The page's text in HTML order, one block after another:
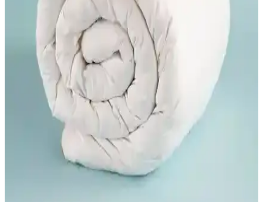
Othello'nun kaz tüyü yastığı, hijyenik ve uzun ömürlü yapısıyla
sağlıklı uyku sunar. Nem ve alerjiye karşı dirençli, kolay bakım ve
yüksek konfor sağlar.
Penelope Alegra Kaz Tüyü Yastık: Doğal Konfor ve
Dayanıklılık Sunan Uyku Ürünü
Penelope Alegra kaz tüyü yastık, doğal malzemeleri, nefes alabilir
yapısı ve konforlu tasarımıyla sağlıklı ve rahat bir uyku sağlar,
dayanıklılık ve estetik sunar.
Yataş Bedding Deluxe Kaz Tüyü Yastık: Doğal ve
Konforlu Uyku Deneyimi Sağlar
Yataş Bedding Deluxe Kaz Tüyü Yastık, doğal dolgu ve hijyen
özellikleriyle mevsimlere uygun, rahat ve sağlıklı uyku sunar. Uzun